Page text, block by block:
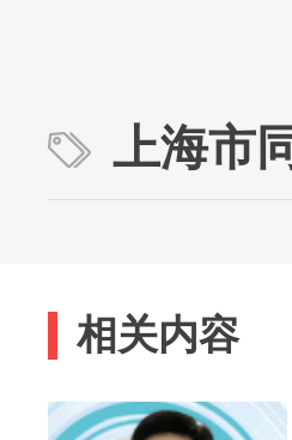
上海市
相关内容